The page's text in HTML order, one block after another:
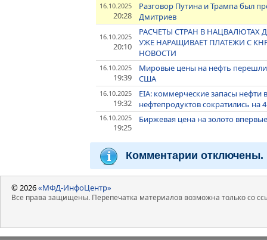
16.10.2025
20:28
Разговор Путина и Трампа был
Дмитриев
16.10.2025
20:10
РАСЧЕТЫ СТРАН В
УЖЕ НАРАЩИВАЕТ ПЛАТЕЖИ С
НОВОСТИ
16.10.2025
19:39
Мировые цены на нефть
США
16.10.2025
19:32
EIA: коммерческие запасы
нефтепродуктов сократились на
16.10.2025
19:25
Биржевая цена на золото
Комментарии отключены.
© 2026«МФД-ИнфоЦентр»
Все права защищены. Перепечатка материалов возможна только со